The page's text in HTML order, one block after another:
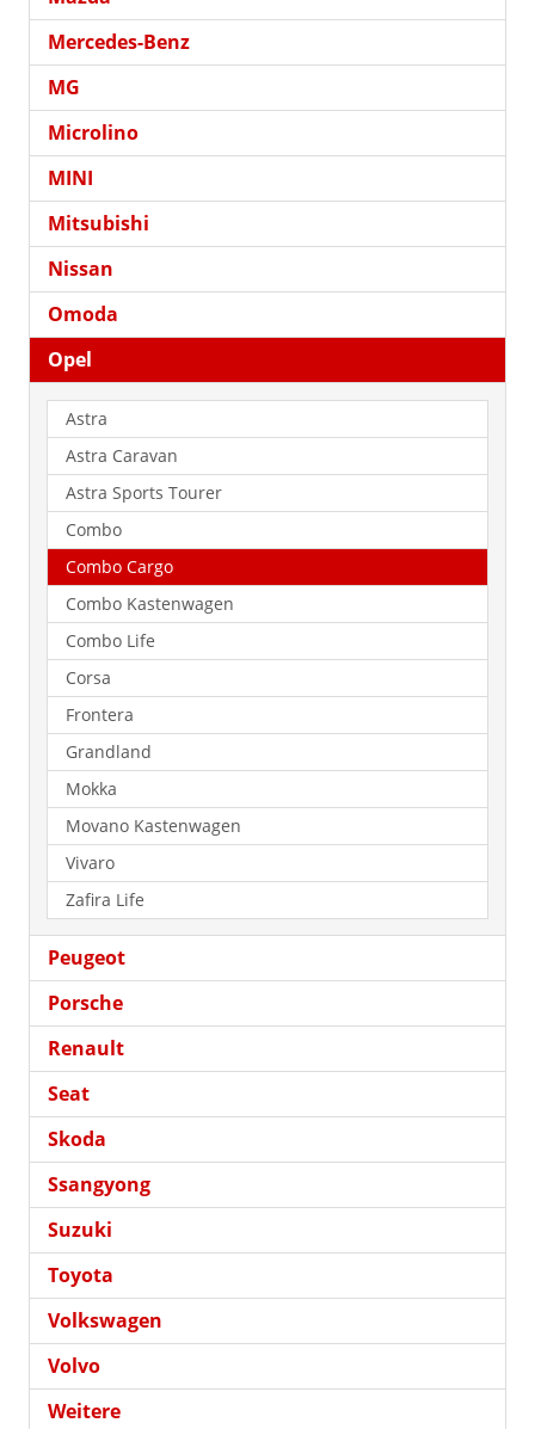
Mercedes-Benz
MG
Microlino
MINI
Mitsubishi
Nissan
Omoda
Opel
Astra
Astra Caravan
Astra Sports Tourer
Combo
Combo Cargo
Combo Kastenwagen
Combo Life
Corsa
Frontera
Grandland
Mokka
Movano Kastenwagen
Vivaro
Zafira Life
Peugeot
Porsche
Renault
Seat
Skoda
Ssangyong
Suzuki
Toyota
Volkswagen
Volvo
Weitere